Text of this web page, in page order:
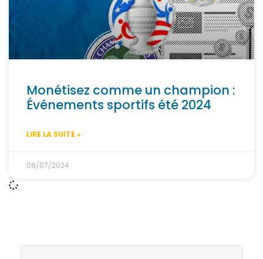
Monétisez comme un champion :
Événements sportifs été 2024
LIRE LA SUITE »
08/07/2024